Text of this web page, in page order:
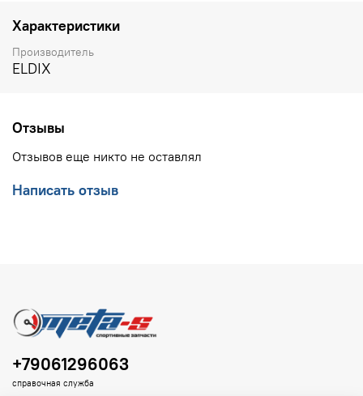
Характеристики
Производитель
ELDIX
Отзывы
Отзывов еще никто не оставлял
Написать отзыв
+79061296063
справочная служба